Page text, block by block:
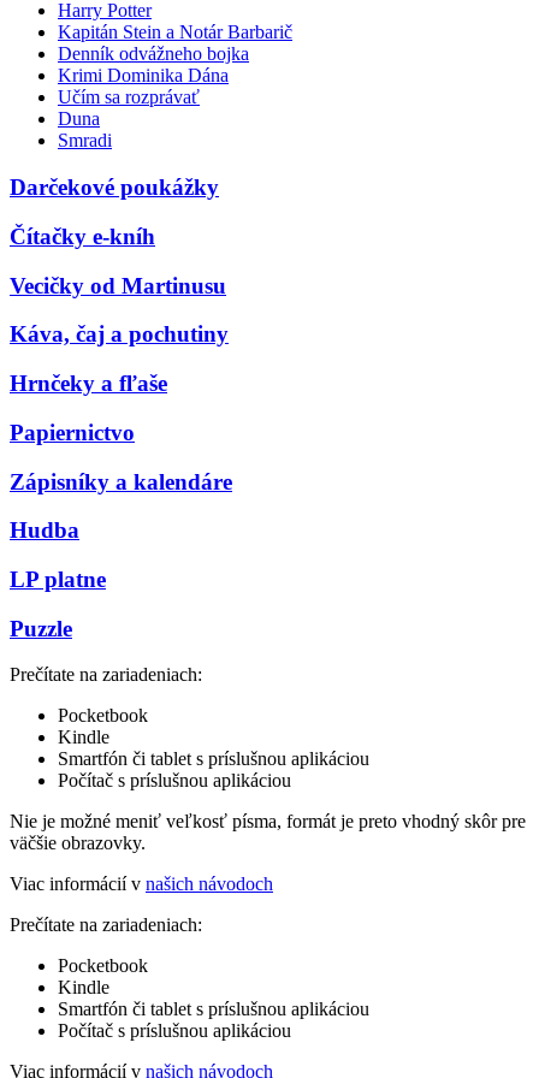
Harry Potter
Kapitán Stein a Notár Barbarič
Denník odvážneho bojka
Krimi Dominika Dána
Učím sa rozprávať
Duna
Smradi
Darčekové poukážky
Čítačky e-kníh
Vecičky od Martinusu
Káva, čaj a pochutiny
Hrnčeky a fľaše
Papiernictvo
Zápisníky a kalendáre
Hudba
LP platne
Puzzle
Prečítate na zariadeniach:
Pocketbook
Kindle
Smartfón či tablet s príslušnou aplikáciou
Počítač s príslušnou aplikáciou
Nie je možné meniť veľkosť písma, formát je preto vhodný skôr pre
väčšie obrazovky.
Viac informácií v našich návodoch
Prečítate na zariadeniach:
Pocketbook
Kindle
Smartfón či tablet s príslušnou aplikáciou
Počítač s príslušnou aplikáciou
Viac informácií v našich návodoch